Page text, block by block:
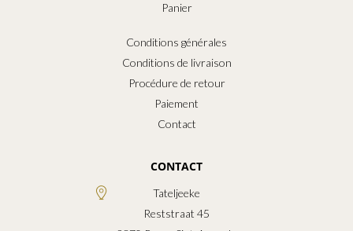
Panier
Conditions générales
Conditions de livraison
Procédure de retour
Paiement
Contact
CONTACT
Tateljeeke
Reststraat 45